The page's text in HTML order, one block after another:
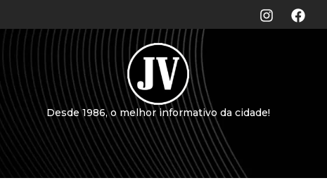
Desde 1986, o melhor informativo da cidade!